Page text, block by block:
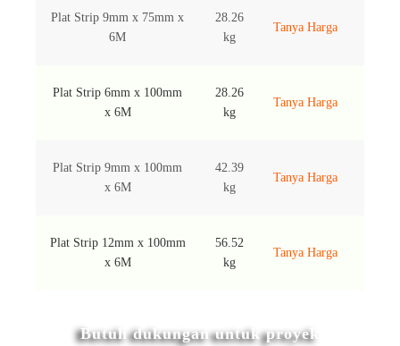
Plat Strip 9mm x 75mm x
6M
28.26
kg
Tanya Harga
Plat Strip 6mm x 100mm
x 6M
28.26
kg
Tanya Harga
Plat Strip 9mm x 100mm
x 6M
42.39
kg
Tanya Harga
Plat Strip 12mm x 100mm
x 6M
56.52
kg
Tanya Harga
Butuh dukungan untuk proyek